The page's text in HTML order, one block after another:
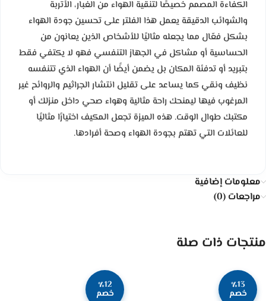
الكفاءة المصمم خصيصًا لتنقية الهواء من الغبار، الأتربة
والشوائب الدقيقة يعمل هذا الفلتر على تحسين جودة الهواء
بشكل فعّال مما يجعله مثاليًا للأشخاص الذين يعانون من
الحساسية أو مشاكل في الجهاز التنفسي فهو لا يكتفي فقط
بتبريد أو تدفئة المكان بل يضمن أيضًا أن الهواء الذي تتنفسه
نظيف ونقي كما يساعد على تقليل انتشار الجراثيم والروائح غير
المرغوب فيها ليمنحك راحة مثالية وهواء صحي داخل منزلك أو
مكتبك طوال الوقت. هذه الميزة تجعل المكيف اختيارًا مثاليًا
للعائلات التي تهتم بجودة الهواء وصحة أفرادها.
معلومات إضافية
مراجعات (0)
منتجات ذات صلة
٪13
خصم
٪12
خصم